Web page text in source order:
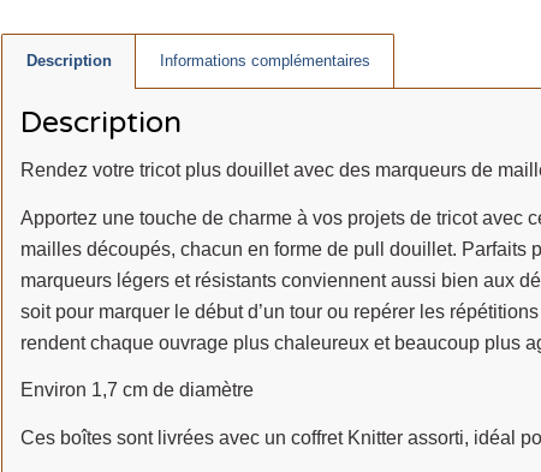
Description Informations complémentaires
Description
Rendez votre tricot plus douillet avec des marqueurs de
Apportez une touche de charme à vos projets de tricot avec
mailles découpés, chacun en forme de pull douillet. Parfaits
marqueurs légers et résistants conviennent aussi bien aux
soit pour marquer le début d’un tour ou repérer les
rendent chaque ouvrage plus chaleureux et beaucoup plus
Environ 1,7 cm de diamètre
Ces boîtes sont livrées avec un coffret Knitter assorti, idéal